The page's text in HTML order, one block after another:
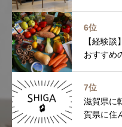
6位
【経験
おすすめ
7位
滋賀県に
賀県に住